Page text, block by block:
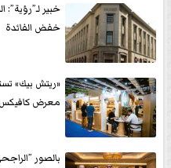
خبير
خفض الفائدة
«ريتش بيك»
معرض كافيكس2026 وتطرح 10 منتجات...
بالصور